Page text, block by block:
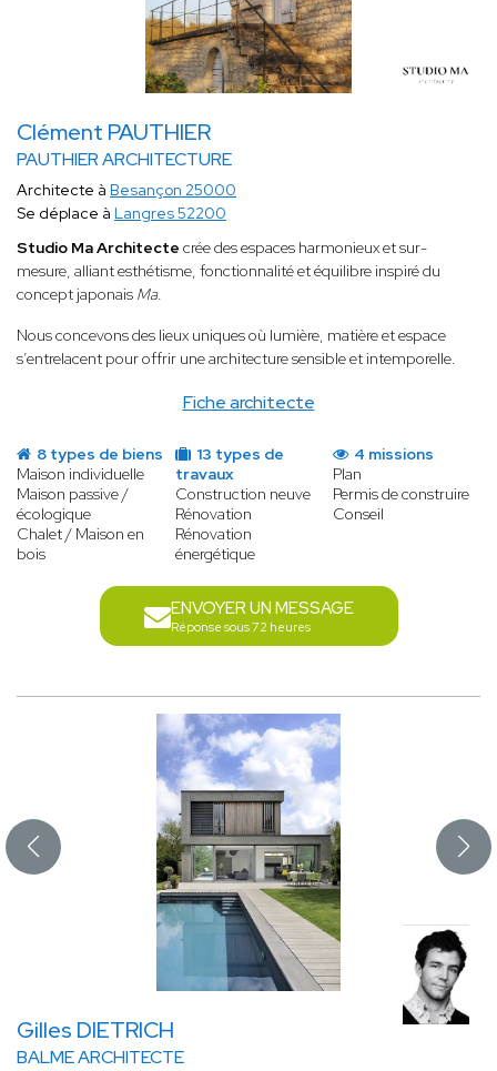
Clément PAUTHIER
PAUTHIER ARCHITECTURE
Fiche architecte
Architecte à Besançon 25000
Se déplace à Langres 52200
Studio Ma Architecte crée des espaces harmonieux et sur-
mesure, alliant esthétisme, fonctionnalité et équilibre inspiré du
concept japonais Ma.
Nous concevons des lieux uniques où lumière, matière et espace
s’entrelacent pour offrir une architecture sensible et intemporelle.
8 types de biens
Maison individuelle
Maison passive /
écologique
Chalet / Maison en
bois
13 types de
travaux
Construction neuve
Rénovation
Rénovation
énergétique
4 missions
Plan
Permis de construire
Conseil
ENVOYER UN MESSAGE
Réponse sous 72 heures
Gilles DIETRICH
BALME ARCHITECTE